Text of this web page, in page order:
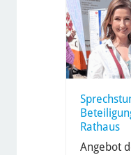
Rathaus
Angebot